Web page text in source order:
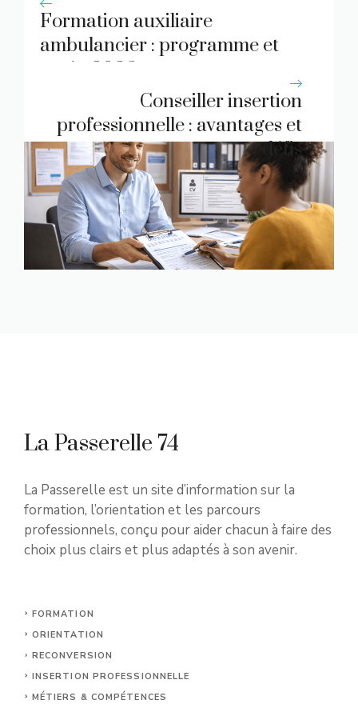
Formation auxiliaire
ambulancier : programme et
accès 2026
Conseiller insertion
professionnelle : avantages et
défis
La Passerelle 74
La Passerelle est un site d’information sur la
formation, l’orientation et les parcours
professionnels, conçu pour aider chacun à faire des
choix plus clairs et plus adaptés à son avenir.
FORMATION
ORIENTATION
RECONVERSION
INSERTION PROFESSIONNELLE
MÉTIERS & COMPÉTENCES